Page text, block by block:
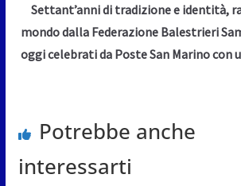
Settant’anni di tradizione e identità,
mondo dalla Federazione Balestrieri
oggi celebrati da Poste San Marino con
Potrebbe anche
interessarti